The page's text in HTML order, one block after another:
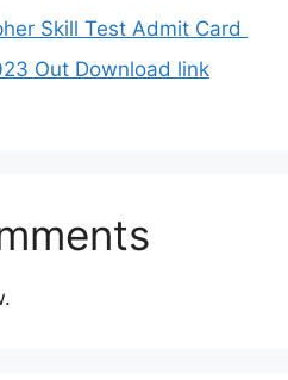
Skill Test Admit Card
Out Download link